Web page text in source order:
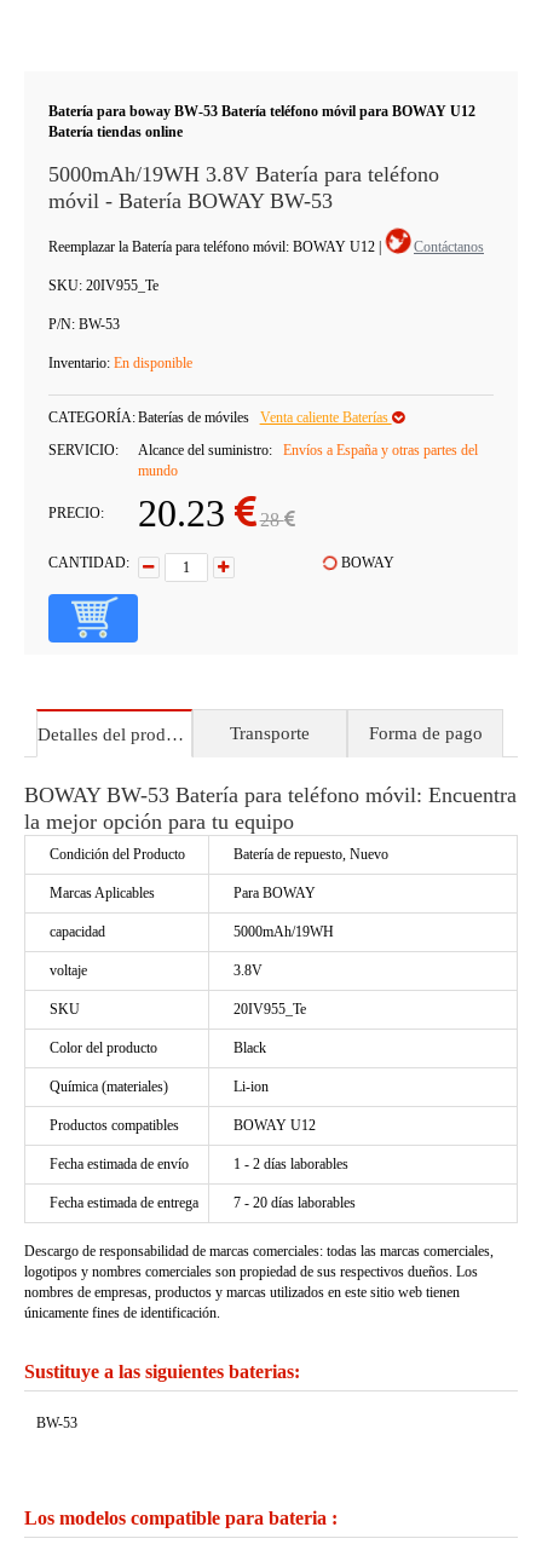
Batería para boway BW-53 Batería teléfono móvil para BOWAY U12
Batería tiendas online
5000mAh/19WH 3.8V Batería para teléfono
móvil - Batería BOWAY BW-53
Reemplazar la Batería para teléfono móvil: BOWAY U12 Contáctanos
SKU: 20IV955_Te
P/N: BW-53
Inventario: En disponible
CATEGORÍA:Baterías de móviles
Venta caliente Baterías
SERVICIO:
Alcance del suministro:
Envíos a España y otras partes del
mundo
PRECIO: 20.23 28
CANTIDAD: BOWAY
Detalles del producto Transporte Forma de pago
BOWAY BW-53 Batería para teléfono móvil: Encuentra
la mejor opción para tu equipo
Condición del Producto Batería de repuesto, Nuevo
Marcas Aplicables Para BOWAY
capacidad 5000mAh/19WH
voltaje 3.8V
SKU 20IV955_Te
Color del producto Black
Química (materiales) Li-ion
Productos compatibles BOWAY U12
Fecha estimada de envío 1 - 2 días laborables
Fecha estimada de entrega 7 - 20 días laborables
Descargo de responsabilidad de marcas comerciales: todas las marcas comerciales,
logotipos y nombres comerciales son propiedad de sus respectivos dueños. Los
nombres de empresas, productos y marcas utilizados en este sitio web tienen
únicamente fines de identificación.
Sustituye a las siguientes baterias:
BW-53
Los modelos compatible para bateria :